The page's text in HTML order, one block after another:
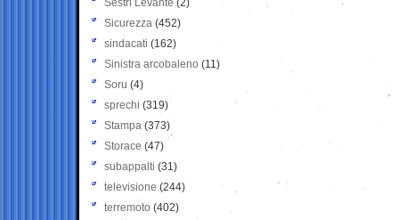
Sestri Levante (2)
Sicurezza (452)
sindacati (162)
Sinistra arcobaleno (11)
Soru (4)
sprechi (319)
Stampa (373)
Storace (47)
subappalti (31)
televisione(244)
terremoto (402)